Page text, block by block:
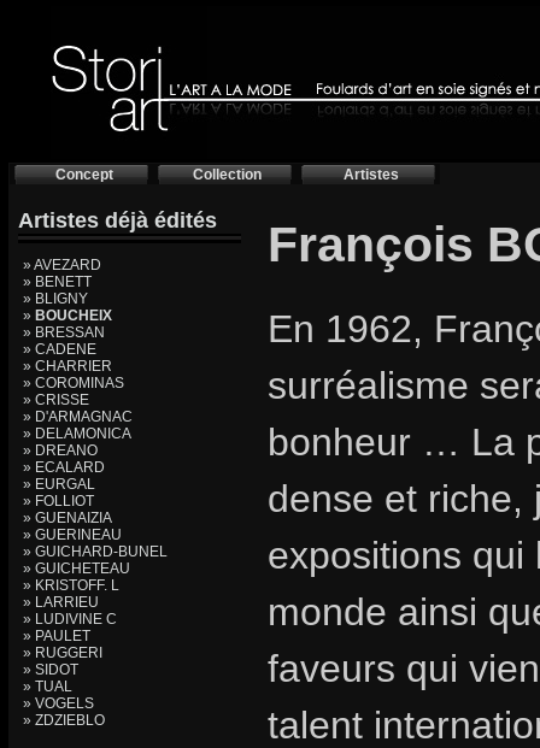
Concept Collection Artistes
Artistes déjà édités
» AVEZARD
» BENETT
» BLIGNY
» BOUCHEIX
» BRESSAN
» CADENE
» CHARRIER
» COROMINAS
» CRISSE
» D'ARMAGNAC
» DELAMONICA
» DREANO
» ECALARD
» EURGAL
» FOLLIOT
» GUENAIZIA
» GUERINEAU
» GUICHARD-BUNEL
» GUICHETEAU
» KRISTOFF. L
» LARRIEU
» LUDIVINE C
» PAULET
» RUGGERI
» SIDOT
» TUAL
» VOGELS
» ZDZIEBLO
François
En 1962,
surréalisme
bonheur … La
dense et riche,
expositions
monde ainsi
faveurs qui
talent